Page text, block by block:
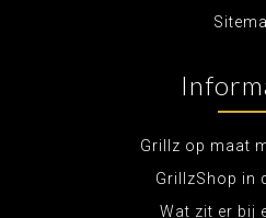
Grillz op maat
GrillzShop in
Wat zit er bij